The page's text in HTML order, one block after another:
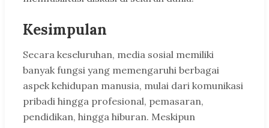
Kesimpulan
Secara keseluruhan, media sosial memiliki
banyak fungsi yang memengaruhi berbagai
aspek kehidupan manusia, mulai dari komunikasi
pribadi hingga profesional, pemasaran,
pendidikan, hingga hiburan. Meskipun